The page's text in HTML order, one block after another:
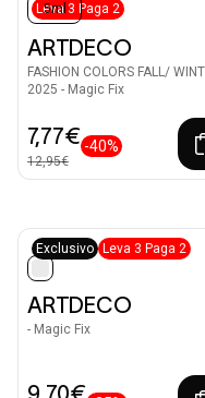
Leva 3 Paga 2
5ml
ARTDECO
FASHION COLORS FALL/
2025 - Magic Fix
7,77€
12,95€
-40%
Exclusivo Leva 3 Paga 2
selected
ARTDECO
- Magic Fix